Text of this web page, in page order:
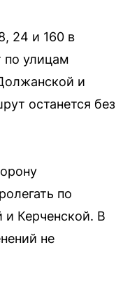
24 и 160 в
по улицам
и
останется без
по
Керченской. В
не